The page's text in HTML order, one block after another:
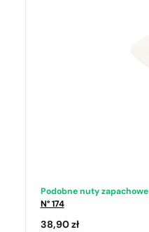
Podobne nuty zapachowe
N° 174
38,90 zł